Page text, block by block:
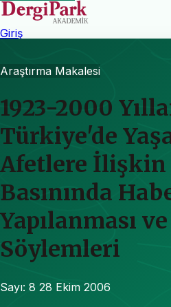
Giriş
Araştırma Makalesi
1923-2000
Türkiye'de
Afetlere
Basınında
Yapılanması
Söylemleri
Sayı: 8 28 Ekim 2006